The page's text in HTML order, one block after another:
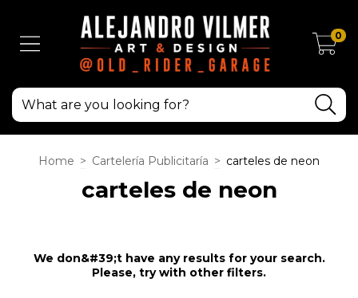
0
Home > Cartelería Publicitaría > carteles de neon
carteles de neon
We don&#39;t have any results for your search.
Please, try with other filters.